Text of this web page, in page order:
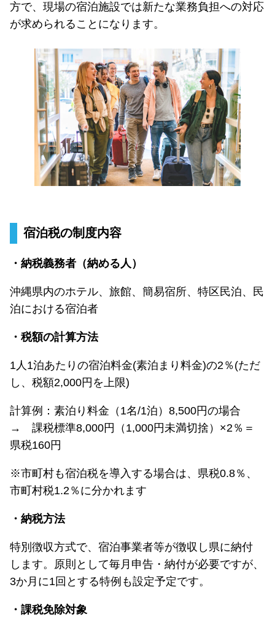
方で、現場の宿泊施設では新たな業務負担への対応
が求められることになります。
宿泊税の制度内容
・納税義務者（納める人）
沖縄県内のホテル、旅館、簡易宿所、特区民泊、民
泊における宿泊者
・税額の計算方法
1人1泊あたりの宿泊料金(素泊まり料金)の2％(ただ
し、税額2,000円を上限)
計算例：素泊り料金（1名/1泊）8,500円の場合
→ 課税標準8,000円（1,000円未満切捨）×2％＝
県税160円
※市町村も宿泊税を導入する場合は、県税0.8％、
市町村税1.2％に分かれます
・納税方法
特別徴収方式で、宿泊事業者等が徴収し県に納付
します。原則として毎月申告・納付が必要ですが、
3か月に1回とする特例も設定予定です。
・課税免除対象